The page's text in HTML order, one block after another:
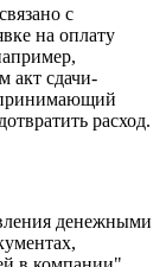
с
на оплату
акт сдачи-
принимающий
расход.
денежными